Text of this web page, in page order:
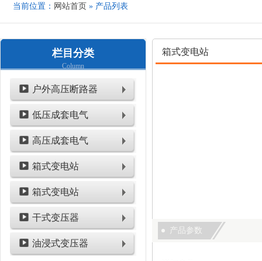
当前位置： 网站首页 » 产品列表
栏目分类
Column
户外高压断路器
低压成套电气
高压成套电气
箱式变电站
箱式变电站
干式变压器
油浸式变压器
箱式变电站
产品参数